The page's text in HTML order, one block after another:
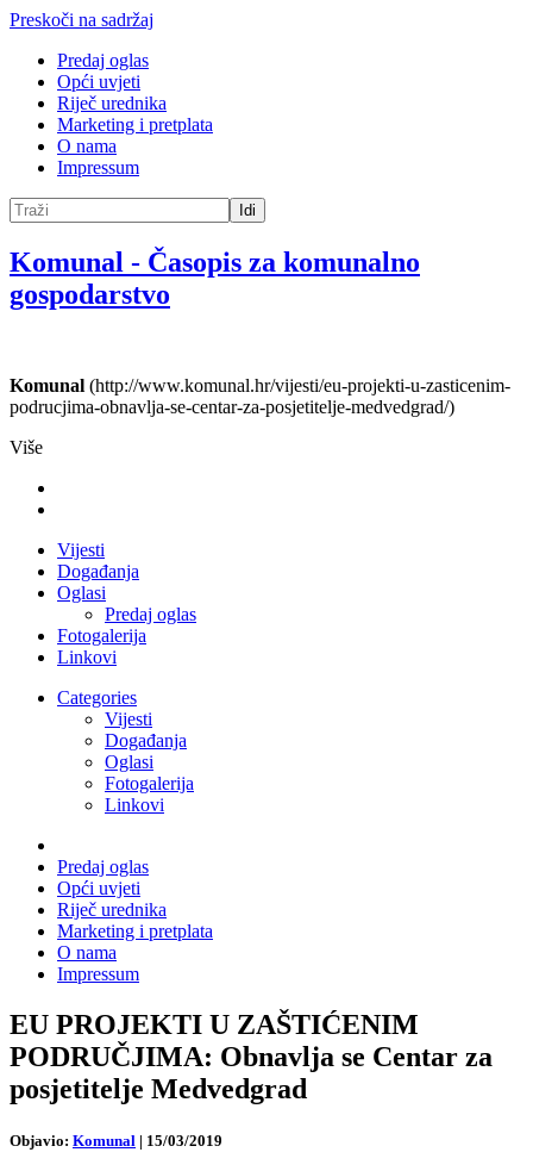
Preskoči na sadržaj
Predaj oglas
Opći uvjeti
Riječ urednika
Marketing i pretplata
O nama
Impressum
Idi
Komunal - Časopis za komunalno
gospodarstvo
Komunal (http://www.komunal.hr/vijesti/eu-projekti-u-zasticenim-
podrucjima-obnavlja-se-centar-za-posjetitelje-medvedgrad/)
Više
Vijesti
Događanja
Oglasi
Predaj oglas
Fotogalerija
Linkovi
Categories
Vijesti
Događanja
Oglasi
Fotogalerija
Linkovi
Predaj oglas
Opći uvjeti
Riječ urednika
Marketing i pretplata
O nama
Impressum
EU PROJEKTI U ZAŠTIĆENIM
PODRUČJIMA: Obnavlja se Centar za
posjetitelje Medvedgrad
Objavio: Komunal | 15/03/2019